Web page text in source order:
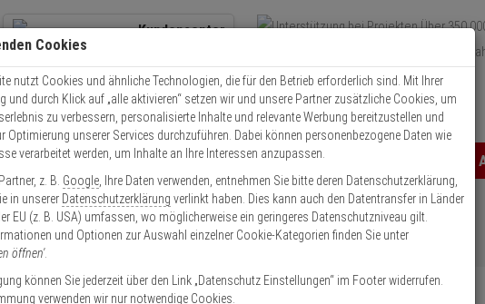
Kundencenter
Kontaktservice nutzen
Mo. - Do.: 8:00 - 16:30 Fr. 8:00 - 14:00 Uhr
Über
Über 15 Jahre
Schneller Versand
Zutritt Einbruch
COVER-B Ersatzgehäuse, schwarz
Cookies
nutzt Cookies und ähnliche Technologien, die für den Betrieb erforderlich sind. Mit Ihrer
und durch Klick auf „alle aktivieren“ setzen wir und unsere Partner zusätzliche Cookies, um
zu verbessern, personalisierte Inhalte und relevante Werbung bereitzustellen und
Optimierung unserer Services durchzuführen. Dabei können personenbezogene Daten wie
verarbeitet werden, um Inhalte an Ihre Interessen anzupassen.
z. B. Google , Ihre Daten verwenden, entnehmen Sie bitte deren Datenschutzerklärung,
in unserer Datenschutzerklärung verlinkt haben. Dies kann auch den Datentransfer in Länder
EU (z. B. USA) umfassen, wo möglicherweise ein geringeres Datenschutzniveau gilt.
und Optionen zur Auswahl einzelner Cookie-Kategorien finden Sie unter
öffnen'.
können Sie jederzeit über den Link „Datenschutz Einstellungen“ im Footer widerrufen.
verwenden wir nur notwendige Cookies.